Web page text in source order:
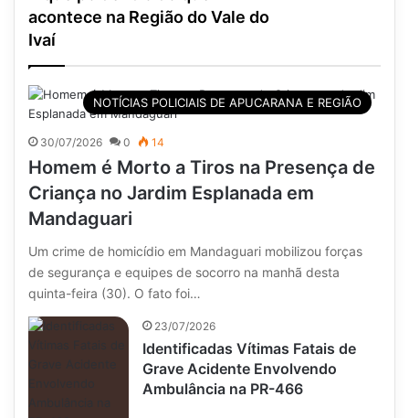
acontece na Região do Vale do
Ivaí
NOTÍCIAS POLICIAIS DE APUCARANA E REGIÃO
30/07/2026 0 14
Homem é Morto a Tiros na Presença de
Criança no Jardim Esplanada em
Mandaguari
Um crime de homicídio em Mandaguari mobilizou forças
de segurança e equipes de socorro na manhã desta
quinta-feira (30). O fato foi…
23/07/2026
Identificadas Vítimas Fatais de
Grave Acidente Envolvendo
Ambulância na PR-466